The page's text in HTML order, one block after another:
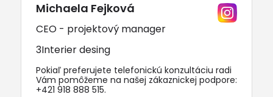
Michaela Fejková
CEO - projektový manager
3Interier desing
Pokiaľ preferujete telefonickú konzultáciu radi
Vám pomôžeme na našej zákaznickej podpore:
+421 918 888 515.